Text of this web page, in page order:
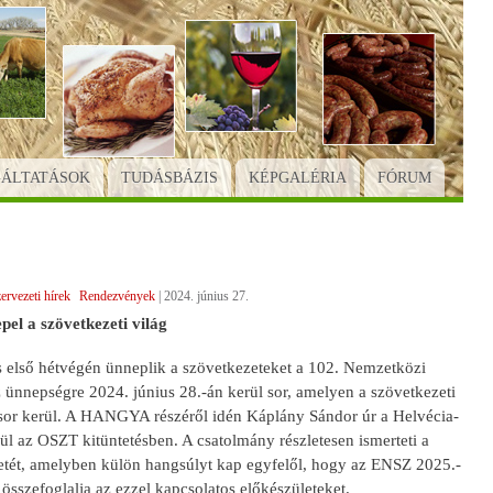
TUDÁSBÁZIS KÉPGALÉRIA FÓRUM
hírek Rendezvények 2024. június 27.
a szövetkezeti világ
hétvégén ünneplik a szövetkezeteket a 102. Nemzetközi
2024. június 28.-án kerül sor, amelyen a szövetkezeti
kerül. A HANGYA részéről idén Káplány Sándor úr a Helvécia-
az OSZT kitüntetésben. A csatolmány részletesen ismerteti a
amelyben külön hangsúlyt kap egyfelől, hogy az ENSZ 2025.-
az ezzel kapcsolatos előkészületeket.